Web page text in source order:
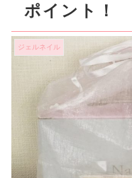
ポイント！
ジェルネイル